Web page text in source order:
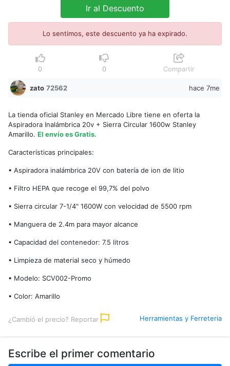
Ir al Descuento
Lo sentimos, este descuento ya ha expirado.
0 0 Compartir
zato 72562 hace 7me
La tienda oficial Stanley en Mercado Libre tiene en oferta la
Aspiradora Inalámbrica 20v + Sierra Circular 1600w Stanley
Amarillo. El envío es Gratis.
Características principales:
• Aspiradora inalámbrica 20V con batería de ion de litio
• Filtro HEPA que recoge el 99,7% del polvo
• Sierra circular 7-1/4" 1600W con velocidad de 5500 rpm
• Manguera de 2.4m para mayor alcance
• Capacidad del contenedor: 7.5 litros
• Limpieza de material seco y húmedo
• Modelo: SCV002-Promo
• Color: Amarillo
¿Cambió el precio? Reportar Herramientas y Ferreteria
Escribe el primer comentario